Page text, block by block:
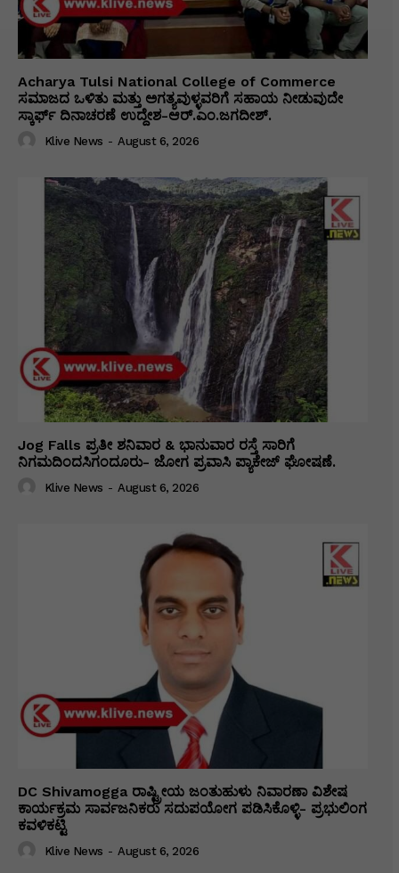
Acharya Tulsi National College of Commerce
ಸಮಾಜದ ಒಳಿತು ಮತ್ತು ಅಗತ್ಯವುಳ್ಳವರಿಗೆ ಸಹಾಯ ನೀಡುವುದೇ
ಸ್ಕಾರ್ಫ್ ದಿನಾಚರಣೆ ಉದ್ದೇಶ-ಆರ್.ಎಂ.ಜಗದೀಶ್.
Klive News - August 6, 2026
Jog Falls ಪ್ರತೀ ಶನಿವಾರ & ಭಾನುವಾರ ರಸ್ತೆ ಸಾರಿಗೆ
ನಿಗಮದಿಂದಸಿಗಂದೂರು- ಜೋಗ ಪ್ರವಾಸಿ ಪ್ಯಾಕೇಜ್ ಘೋಷಣೆ.
Klive News - August 6, 2026
DC Shivamogga ರಾಷ್ಟ್ರೀಯ ಜಂತುಹುಳು ನಿವಾರಣಾ ವಿಶೇಷ
ಕಾರ್ಯಕ್ರಮ ಸಾರ್ವಜನಿಕರು ಸದುಪಯೋಗ ಪಡಿಸಿಕೊಳ್ಳಿ- ಪ್ರಭುಲಿಂಗ
ಕವಳಿಕಟ್ಟಿ
Klive News - August 6, 2026